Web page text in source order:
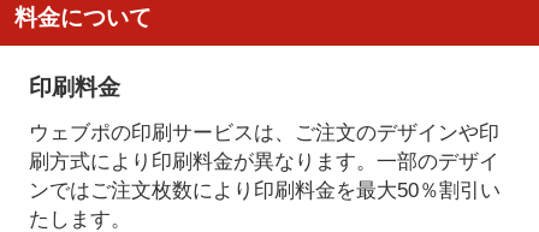
料金について
印刷料金
ウェブポの印刷サービスは、ご注文のデザインや印
刷方式により印刷料金が異なります。一部のデザイ
ンではご注文枚数により印刷料金を最大50％割引い
たします。